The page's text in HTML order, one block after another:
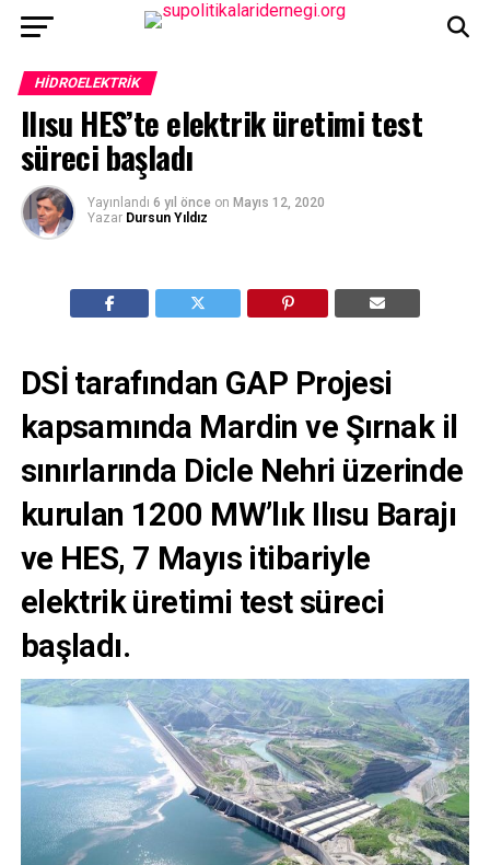
HIDROELEKTRIK
Ilısu HES’te elektrik üretimi test
süreci başladı
Yayınlandı 6 yıl önce on Mayıs 12, 2020
Yazar Dursun Yıldız
DSİ tarafından GAP Projesi
kapsamında Mardin ve Şırnak il
sınırlarında Dicle Nehri üzerinde
kurulan 1200 MW’lık Ilısu Barajı
ve HES, 7 Mayıs itibariyle
elektrik üretimi test süreci
başladı.